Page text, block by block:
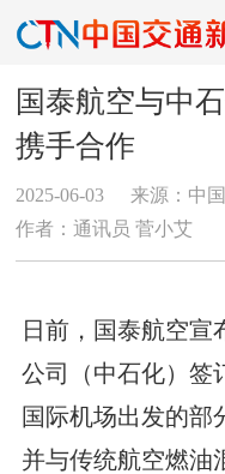
国泰航空与中
携手合作
2025-06-03 来源：中
作者：通讯员 菅小艾
日前，国泰航空宣
公司（中石化）签
国际机场出发的部
并与传统航空燃油